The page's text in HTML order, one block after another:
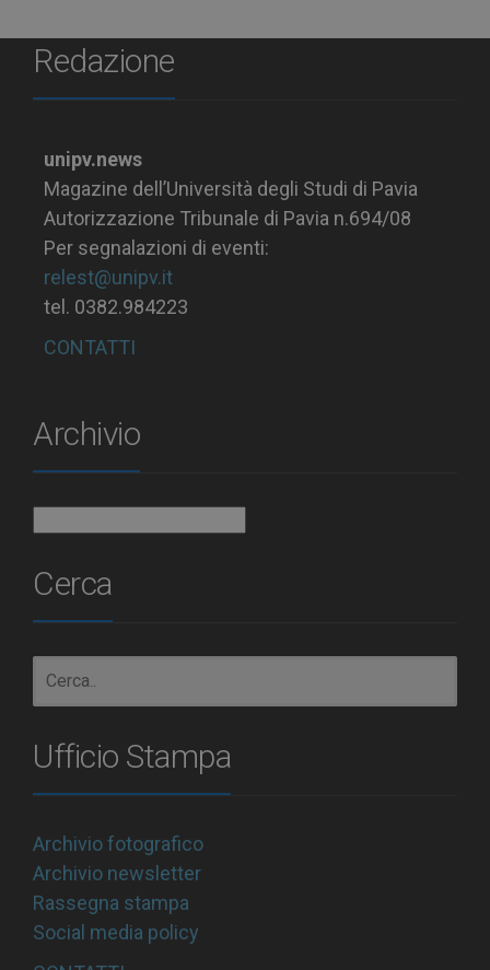
Redazione
unipv.news
Magazine dell’Università degli Studi di Pavia
Autorizzazione Tribunale di Pavia n.694/08
Per segnalazioni di eventi:
relest@unipv.it
tel. 0382.984223
CONTATTI
Archivio
Cerca
Ufficio Stampa
Archivio fotografico
Archivio newsletter
Rassegna stampa
Social media policy